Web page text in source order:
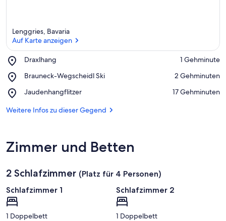
Lenggries, Bavaria
Auf Karte anzeigen
Draxlhang
Place,
‪1 Gehminute‬
Brauneck-Wegscheidl Ski
Place,
Wegscheidl
‪2 Gehminuten‬
Jaudenhangflitzer
Place,
‪17 Gehminuten‬
Weitere Infos zu dieser Gegend
Zimmer und Betten
2 Schlafzimmer (Platz für 4 Personen)
Schlafzimmer 1
1 Doppelbett
Schlafzimmer 2
1 Doppelbett